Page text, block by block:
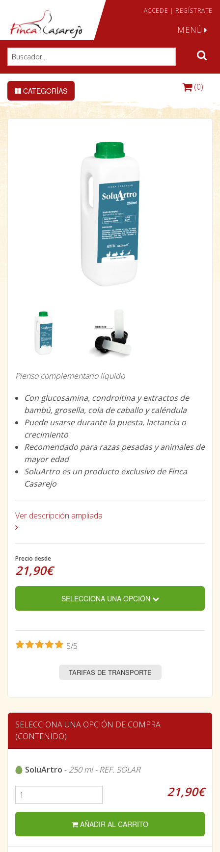
ACCEDE | REGÍSTRATE
MENÚ
CATEGORÍAS (0)
Pienso complementario líquido
Con glucosamina, condroitina y extractos de
bambú, grosella, cola de caballo y caléndula
Puede usarse durante la puesta, lactancia o
crecimiento
Recomendado para razas pesadas y animales de
mayor edad
SoluArtro es un producto exclusivo de Finca
Casarejo
Ver descripción ampliada
Precio desde
21,90€
SELECCIONA UNA OPCIÓN
5/5
TARIFAS DE TRANSPORTE
SELECCIONA UNA OPCIÓN DE COMPRA
(CONTENIDO)
SoluArtro - 250 ml - REF. SOLAR
21,90€
AÑADIR AL CARRITO